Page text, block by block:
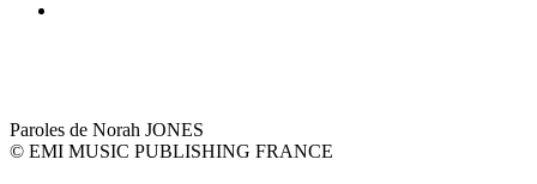
Paroles de Norah JONES
© EMI MUSIC PUBLISHING FRANCE